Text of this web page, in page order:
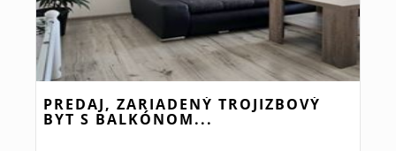
PREDAJ, ZARIADENÝ TROJIZBOVÝ
BYT S BALKÓNOM...